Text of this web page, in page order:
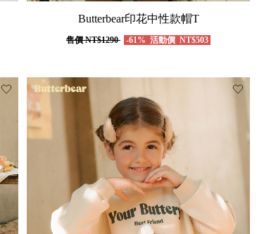
Butterbear印花中性款帽T
售價NT$1290 -61% 活動價 NT$503